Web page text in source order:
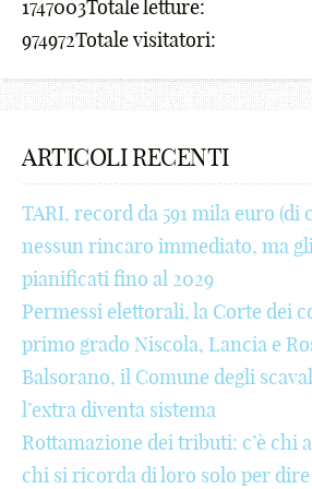
₩
₪
%
*
(
)
;
:
[
5
6
7
_
-
+
!
@
#
5
6
7
_
-
+
!
@
#
9
_
-
@
#
$
€
¢
£
c
d
e
h
i
j
k
l
m
_
-
+
#
$
€
¢
£
¥
!
@
#
¢
£
¥
₩
₪
%
4
5
6
9
_
-
+
!
@
1747003Totale letture:
974972Totale visitatori:
ARTICOLI RECENTI
TARI, record da 591 mila euro (di
nessun rincaro immediato, ma
pianificati fino al 2029
Permessi elettorali, la Corte dei
primo grado Niscola, Lancia e
Balsorano, il Comune degli
l’extra diventa sistema
Rottamazione dei tributi: c’è chi
chi si ricorda di loro solo per